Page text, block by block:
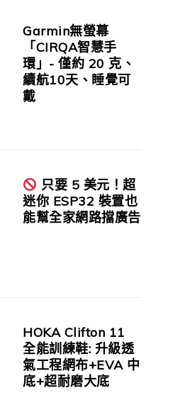
Garmin無螢幕
「CIRQA智慧手
環」- 僅約 20 克、
續航10天、睡覺可
戴
只要 5 美元！超
迷你 ESP32 裝置也
能幫全家網路擋廣告
HOKA Clifton 11
全能訓練鞋: 升級透
氣工程網布+EVA 中
底+超耐磨大底